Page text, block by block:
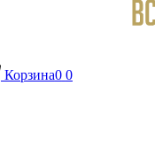
Корзина0 0